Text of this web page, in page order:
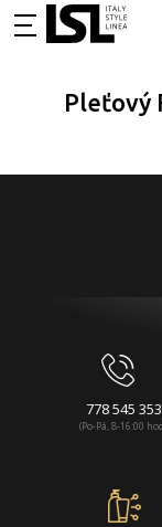
Pleťový
778 545 353
(Po-Pá, 8-16:00